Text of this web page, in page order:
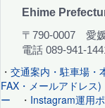
Ehime
〒790-0007 愛
電話 089-941-
・ 交通案内・駐車場・
FAX・メールアドレス)
ー ・ Instagram運用